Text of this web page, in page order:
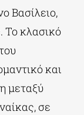
Βασίλειο,
Το κλασικό
και
μεταξύ
σε